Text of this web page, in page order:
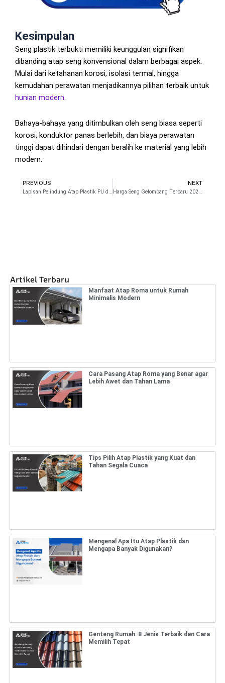
Kesimpulan
Seng plastik terbukti memiliki keunggulan signifikan
dibanding atap seng konvensional dalam berbagai aspek.
Mulai dari ketahanan korosi, isolasi termal, hingga
kemudahan perawatan menjadikannya pilihan terbaik untuk
hunian modern.
Bahaya-bahaya yang ditimbulkan oleh seng biasa seperti
korosi, konduktor panas berlebih, dan biaya perawatan
tinggi dapat dihindari dengan beralih ke material yang lebih
modern.
Prev
PREVIOUS NEXT
Artikel Terbaru
Manfaat Atap Roma untuk Rumah
Minimalis Modern
Cara Pasang Atap Roma yang Benar agar
Lebih Awet dan Tahan Lama
Tips Pilih Atap Plastik yang Kuat dan
Tahan Segala Cuaca
Mengenal Apa Itu Atap Plastik dan
Mengapa Banyak Digunakan?
Genteng Rumah: 8 Jenis Terbaik dan Cara
Memilih Tepat